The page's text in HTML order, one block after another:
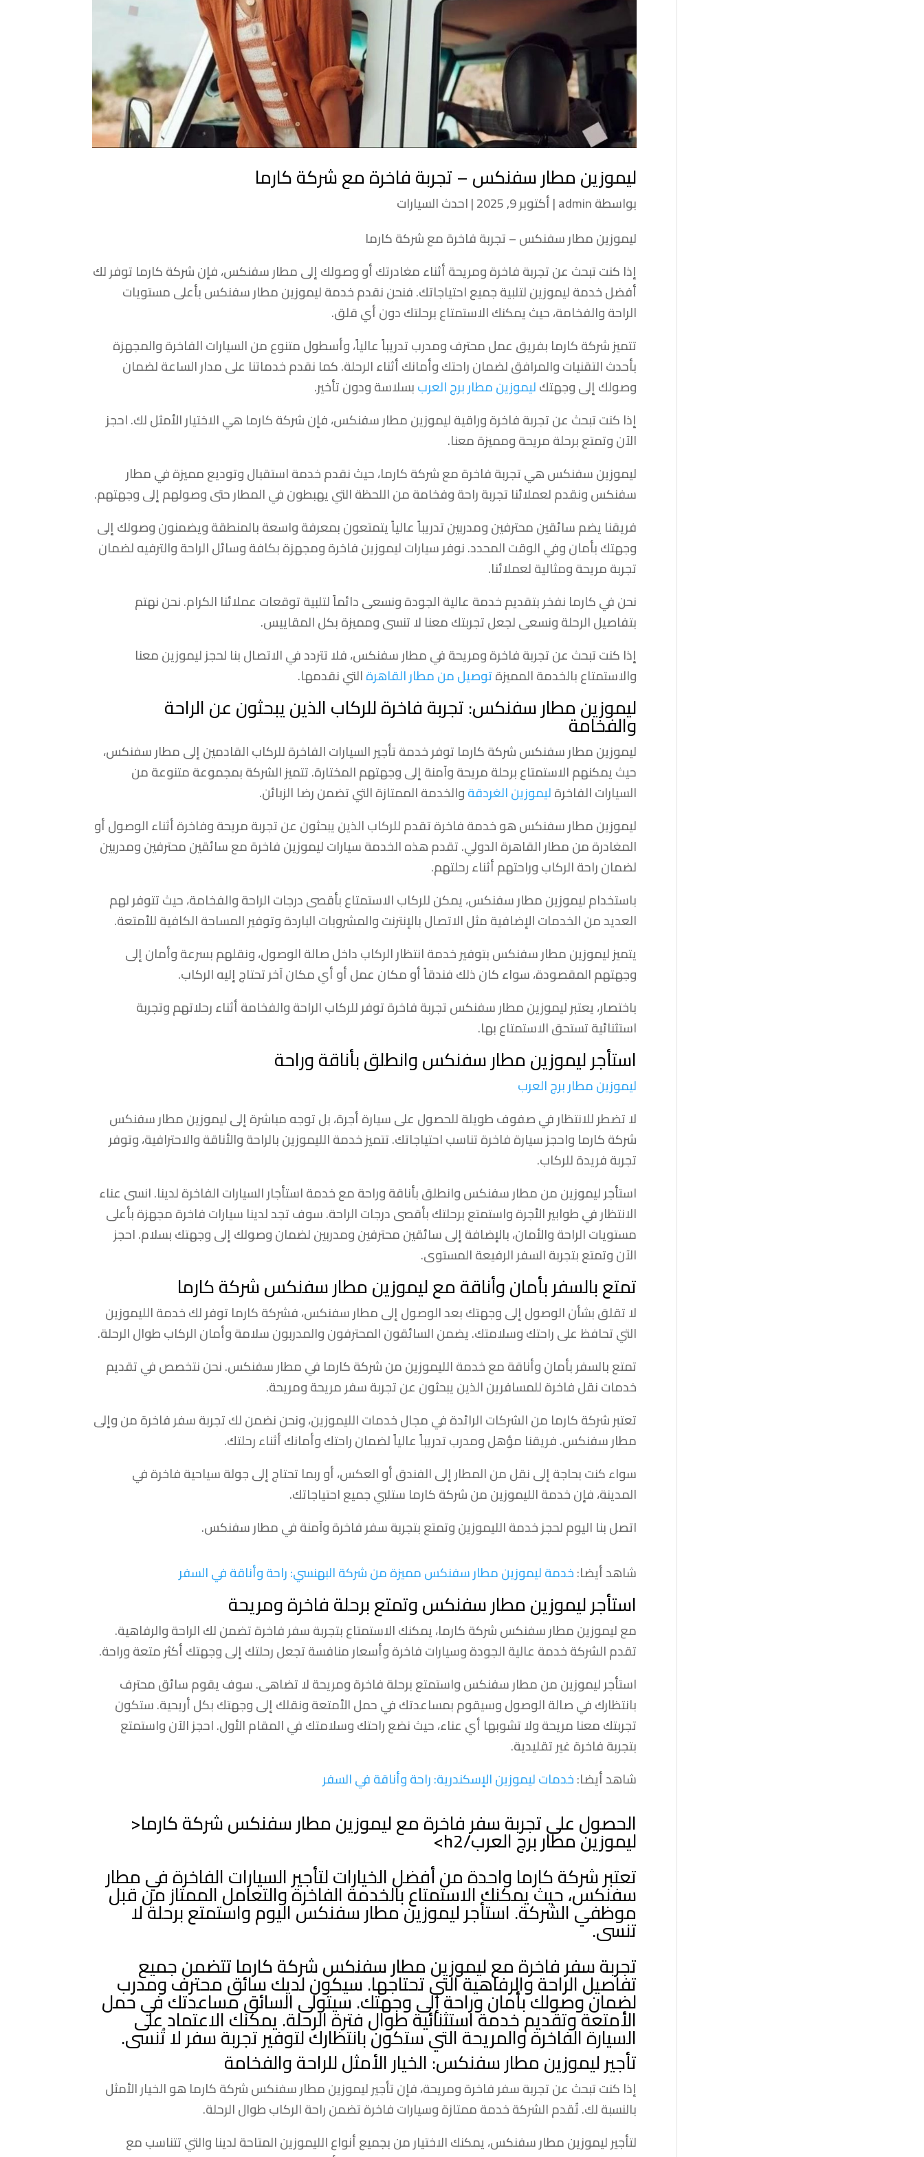
ليموزين مطار سفنكس – تجربة فاخرة مع شركة كارما
بواسطةadmin
|أكتوبر 9, 2025 |احدث السيارات
ليموزين مطار سفنكس – تجربة فاخرة مع شركة كارما
إذا كنت تبحث عن تجربة فاخرة ومريحة أثناء مغادرتك أو وصولك إلى مطار سفنكس، فإن شركة كارما توفر لك
أفضل خدمة ليموزين لتلبية جميع احتياجاتك. فنحن نقدم خدمة ليموزين مطار سفنكس بأعلى مستويات
الراحة والفخامة، حيث يمكنك الاستمتاع برحلتك دون أي قلق.
تتميز شركة كارما بفريق عمل محترف ومدرب تدريباً عالياً، وأسطول متنوع من السيارات الفاخرة والمجهزة
بأحدث التقنيات والمرافق لضمان راحتك وأمانك أثناء الرحلة. كما نقدم خدماتنا على مدار الساعة لضمان
وصولك إلى وجهتكليموزين مطار برج العرببسلاسة ودون تأخير.
إذا كنت تبحث عن تجربة فاخرة وراقية ليموزين مطار سفنكس، فإن شركة كارما هي الاختيار الأمثل لك. احجز
الآن وتمتع برحلة مريحة ومميزة معنا.
ليموزين سفنكس هي تجربة فاخرة مع شركة كارما، حيث نقدم خدمة استقبال وتوديع مميزة في مطار
سفنكس ونقدم لعملائنا تجربة راحة وفخامة من اللحظة التي يهبطون في المطار حتى وصولهم إلى وجهتهم.
فريقنا يضم سائقين محترفين ومدربين تدريباً عالياً يتمتعون بمعرفة واسعة بالمنطقة ويضمنون وصولك إلى
وجهتك بأمان وفي الوقت المحدد. نوفر سيارات ليموزين فاخرة ومجهزة بكافة وسائل الراحة والترفيه لضمان
تجربة مريحة ومثالية لعملائنا.
نحن في كارما نفخر بتقديم خدمة عالية الجودة ونسعى دائماً لتلبية توقعات عملائنا الكرام. نحن نهتم
بتفاصيل الرحلة ونسعى لجعل تجربتك معنا لا تنسى ومميزة بكل المقاييس.
إذا كنت تبحث عن تجربة فاخرة ومريحة في مطار سفنكس، فلا تتردد في الاتصال بنا لحجز ليموزين معنا
والاستمتاع بالخدمة المميزةتوصيل من مطار القاهرةالتي نقدمها.
ليموزين مطار سفنكس: تجربة فاخرة للركاب الذين يبحثون عن الراحة
والفخامة
ليموزين مطار سفنكس شركة كارما توفر خدمة تأجير السيارات الفاخرة للركاب القادمين إلى مطار سفنكس،
حيث يمكنهم الاستمتاع برحلة مريحة وآمنة إلى وجهتهم المختارة. تتميز الشركة بمجموعة متنوعة من
السيارات الفاخرةليموزين الغردقةوالخدمة الممتازة التي تضمن رضا الزبائن.
ليموزين مطار سفنكس هو خدمة فاخرة تقدم للركاب الذين يبحثون عن تجربة مريحة وفاخرة أثناء الوصول أو
المغادرة من مطار القاهرة الدولي. تقدم هذه الخدمة سيارات ليموزين فاخرة مع سائقين محترفين ومدربين
لضمان راحة الركاب وراحتهم أثناء رحلتهم.
باستخدام ليموزين مطار سفنكس، يمكن للركاب الاستمتاع بأقصى درجات الراحة والفخامة، حيث تتوفر لهم
العديد من الخدمات الإضافية مثل الاتصال بالإنترنت والمشروبات الباردة وتوفير المساحة الكافية للأمتعة.
يتميز ليموزين مطار سفنكس بتوفير خدمة انتظار الركاب داخل صالة الوصول، ونقلهم بسرعة وأمان إلى
وجهتهم المقصودة، سواء كان ذلك فندقاً أو مكان عمل أو أي مكان آخر تحتاج إليه الركاب.
باختصار، يعتبر ليموزين مطار سفنكس تجربة فاخرة توفر للركاب الراحة والفخامة أثناء رحلاتهم وتجربة
استثنائية تستحق الاستمتاع بها.
استأجر ليموزين مطار سفنكس وانطلق بأناقة وراحة
ليموزين مطار برج العرب
لا تضطر للانتظار في صفوف طويلة للحصول على سيارة أجرة، بل توجه مباشرة إلى ليموزين مطار سفنكس
شركة كارما واحجز سيارة فاخرة تناسب احتياجاتك. تتميز خدمة الليموزين بالراحة والأناقة والاحترافية، وتوفر
تجربة فريدة للركاب.
استأجر ليموزين من مطار سفنكس وانطلق بأناقة وراحة مع خدمة استأجار السيارات الفاخرة لدينا. انسى عناء
الانتظار في طوابير الأجرة واستمتع برحلتك بأقصى درجات الراحة. سوف تجد لدينا سيارات فاخرة مجهزة بأعلى
مستويات الراحة والأمان، بالإضافة إلى سائقين محترفين ومدربين لضمان وصولك إلى وجهتك بسلام. احجز
الآن وتمتع بتجربة السفر الرفيعة المستوى.
تمتع بالسفر بأمان وأناقة مع ليموزين مطار سفنكس شركة كارما
لا تقلق بشأن الوصول إلى وجهتك بعد الوصول إلى مطار سفنكس، فشركة كارما توفر لك خدمة الليموزين
التي تحافظ على راحتك وسلامتك. يضمن السائقون المحترفون والمدربون سلامة وأمان الركاب طوال الرحلة.
تمتع بالسفر بأمان وأناقة مع خدمة الليموزين من شركة كارما في مطار سفنكس. نحن نتخصص في تقديم
خدمات نقل فاخرة للمسافرين الذين يبحثون عن تجربة سفر مريحة ومريحة.
تعتبر شركة كارما من الشركات الرائدة في مجال خدمات الليموزين، ونحن نضمن لك تجربة سفر فاخرة من وإلى
مطار سفنكس. فريقنا مؤهل ومدرب تدريباً عالياً لضمان راحتك وأمانك أثناء رحلتك.
سواء كنت بحاجة إلى نقل من المطار إلى الفندق أو العكس، أو ربما تحتاج إلى جولة سياحية فاخرة في
المدينة، فإن خدمة الليموزين من شركة كارما ستلبي جميع احتياجاتك.
اتصل بنا اليوم لحجز خدمة الليموزين وتمتع بتجربة سفر فاخرة وآمنة في مطار سفنكس.
شاهد أيضا:خدمة ليموزين مطار سفنكس مميزة من شركة البهنسي: راحة وأناقة في السفر
استأجر ليموزين مطار سفنكس وتمتع برحلة فاخرة ومريحة
مع ليموزين مطار سفنكس شركة كارما، يمكنك الاستمتاع بتجربة سفر فاخرة تضمن لك الراحة والرفاهية.
تقدم الشركة خدمة عالية الجودة وسيارات فاخرة وأسعار منافسة تجعل رحلتك إلى وجهتك أكثر متعة وراحة.
استأجر ليموزين من مطار سفنكس واستمتع برحلة فاخرة ومريحة لا تضاهى. سوف يقوم سائق محترف
بانتظارك في صالة الوصول وسيقوم بمساعدتك في حمل الأمتعة ونقلك إلى وجهتك بكل أريحية. ستكون
تجربتك معنا مريحة ولا تشوبها أي عناء، حيث نضع راحتك وسلامتك في المقام الأول. احجز الآن واستمتع
بتجربة فاخرة غير تقليدية.
شاهد أيضا:خدمات ليموزين الإسكندرية: راحة وأناقة في السفر
الحصول على تجربة سفر فاخرة مع ليموزين مطار سفنكس شركة كارما<
ليموزين مطار برج العرب/h2>
تعتبر شركة كارما واحدة من أفضل الخيارات لتأجير السيارات الفاخرة في مطار
سفنكس، حيث يمكنك الاستمتاع بالخدمة الفاخرة والتعامل الممتاز من قبل
موظفي الشركة. استأجر ليموزين مطار سفنكس اليوم واستمتع برحلة لا
تنسى.
تجربة سفر فاخرة مع ليموزين مطار سفنكس شركة كارما تتضمن جميع
تفاصيل الراحة والرفاهية التي تحتاجها. سيكون لديك سائق محترف ومدرب
لضمان وصولك بأمان وراحة إلى وجهتك. سيتولى السائق مساعدتك في حمل
الأمتعة وتقديم خدمة استثنائية طوال فترة الرحلة. يمكنك الاعتماد على
السيارة الفاخرة والمريحة التي ستكون بانتظارك لتوفير تجربة سفر لا تُنسى.
تأجير ليموزين مطار سفنكس: الخيار الأمثل للراحة والفخامة
إذا كنت تبحث عن تجربة سفر فاخرة ومريحة، فإن تأجير ليموزين مطار سفنكس شركة كارما هو الخيار الأمثل
بالنسبة لك. تُقدم الشركة خدمة ممتازة وسيارات فاخرة تضمن راحة الركاب طوال الرحلة.
لتأجير ليموزين مطار سفنكس، يمكنك الاختيار من بجميع أنواع الليموزين المتاحة لدينا والتي تتناسب مع